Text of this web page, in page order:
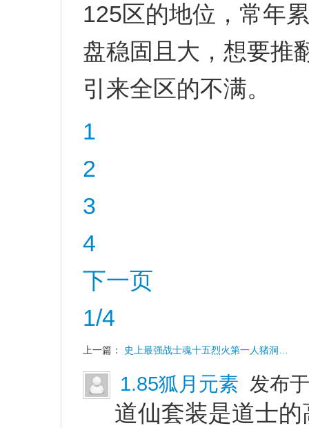
125区的地位，常年
盘稳固且大，想要推
引来全区的不满。
1
2
3
4
下一页
1/4
上一篇： 史上最强战士魂十五烈火第一人猪洞…
1.85狐月元素 发布
道仙套装是道士